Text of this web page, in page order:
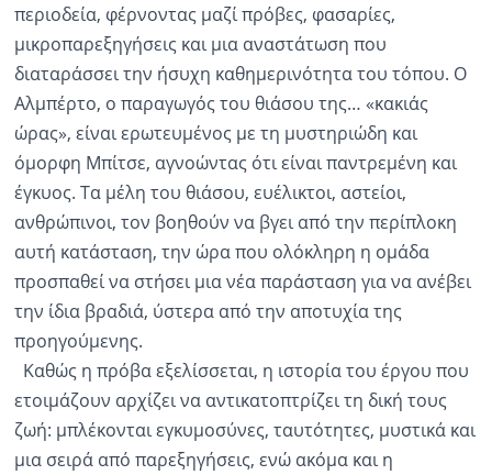
περιοδεία, φέρνοντας μαζί πρόβες, φασαρίες,
μικροπαρεξηγήσεις και μια αναστάτωση που
διαταράσσει την ήσυχη καθημερινότητα του τόπου. Ο
Αλμπέρτο, ο παραγωγός του θιάσου της… «κακιάς
ώρας», είναι ερωτευμένος με τη μυστηριώδη και
όμορφη Μπίτσε, αγνοώντας ότι είναι παντρεμένη και
έγκυος. Τα μέλη του θιάσου, ευέλικτοι, αστείοι,
ανθρώπινοι, τον βοηθούν να βγει από την περίπλοκη
αυτή κατάσταση, την ώρα που ολόκληρη η ομάδα
προσπαθεί να στήσει μια νέα παράσταση για να ανέβει
την ίδια βραδιά, ύστερα από την αποτυχία της
προηγούμενης.
Καθώς η πρόβα εξελίσσεται, η ιστορία του έργου που
ετοιμάζουν αρχίζει να αντικατοπτρίζει τη δική τους
ζωή: μπλέκονται εγκυμοσύνες, ταυτότητες, μυστικά και
μια σειρά από παρεξηγήσεις, ενώ ακόμα και η